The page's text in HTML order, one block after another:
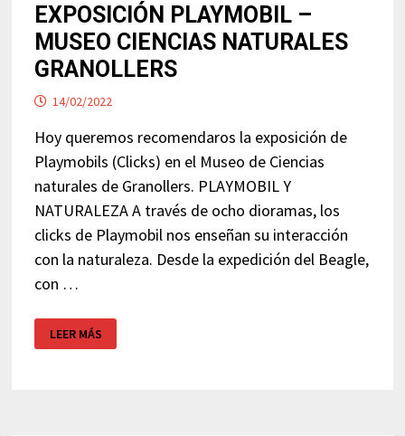
EXPOSICIÓN PLAYMOBIL –
MUSEO CIENCIAS NATURALES
GRANOLLERS
14/02/2022
Hoy queremos recomendaros la exposición de
Playmobils (Clicks) en el Museo de Ciencias
naturales de Granollers. PLAYMOBIL Y
NATURALEZA A través de ocho dioramas, los
clicks de Playmobil nos enseñan su interacción
con la naturaleza. Desde la expedición del Beagle,
con …
EXPOSICIÓN
PLAYMOBIL
–
LEER MÁS